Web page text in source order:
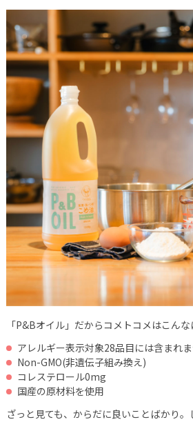
「P&Bオイル」だからコメトコメはこん
アレルギー表示対象28品目には含まれ
Non-GMO(非遺伝子組み換え)
コレステロール0mg
国産の原材料を使用
ざっと見ても、からだに良いことばかり